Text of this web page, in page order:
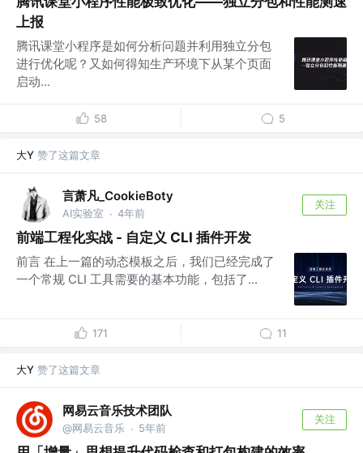
上报
腾讯课堂小程序是如何分析问题并利用独立分包
进行优化呢？又如何得知生产环境下从某个页面
启动...
58 5
大Y 赞了这篇文章
言萧凡_CookieBoty
AI实验室 · 4年前
关注
前端工程化实战 - 自定义 CLI 插件开发
前言 在上一篇的动态模板之后，我们已经完成了
一个常规 CLI 工具需要的基本功能，包括了...
171 11
大Y 赞了这篇文章
网易云音乐技术团队
@网易云音乐 · 5年前
关注